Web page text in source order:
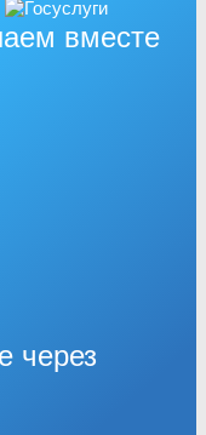
вместе
через